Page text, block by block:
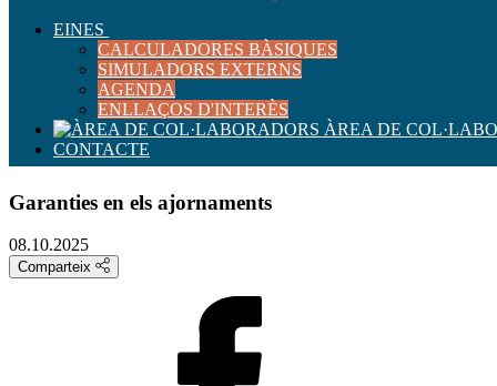
EINES
CALCULADORES BÀSIQUES
SIMULADORS EXTERNS
AGENDA
ENLLAÇOS D'INTERÈS
ÀREA DE
CONTACTE
Garanties en els ajornaments
08.10.2025
Comparteix